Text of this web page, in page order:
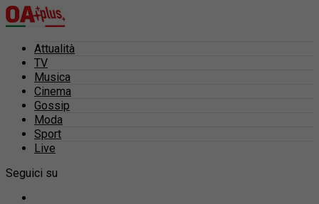
Attualità
TV
Musica
Cinema
Gossip
Moda
Sport
Live
Seguici su